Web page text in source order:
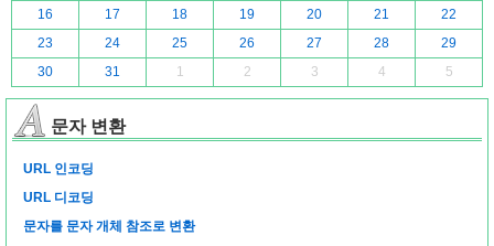
16
17 18 19 20 21
22
23
24 25 26 27 28
29
30
31 1 2 3 4 5
문자 변환
URL 인코딩
URL 디코딩
문자를 문자 개체 참조로 변환